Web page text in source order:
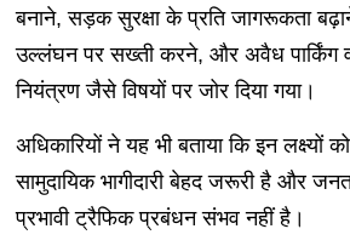
बनाने, सड़क सुरक्षा के प्रति जागरूकता
उल्लंघन पर सख्ती करने, और अवैध पार्किंग
नियंत्रण जैसे विषयों पर जोर दिया गया।
अधिकारियों ने यह भी बताया कि इन लक्ष्यों
सामुदायिक भागीदारी बेहद जरूरी है और
प्रभावी ट्रैफिक प्रबंधन संभव नहीं है।